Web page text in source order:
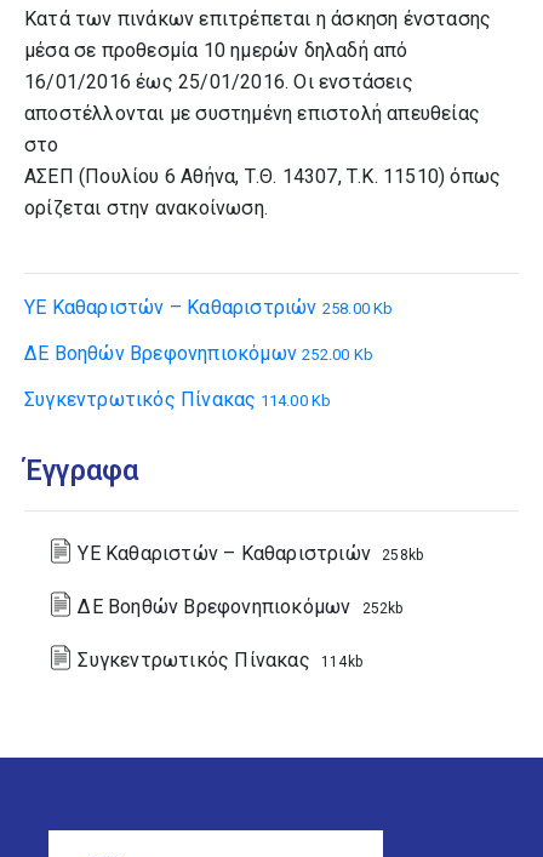
Κατά των πινάκων επιτρέπεται η άσκηση ένστασης
μέσα σε προθεσμία 10 ημερών δηλαδή από
16/01/2016 έως 25/01/2016. Οι ενστάσεις
αποστέλλονται με συστημένη επιστολή απευθείας
στο
ΑΣΕΠ (Πουλίου 6 Αθήνα, Τ.Θ. 14307, Τ.Κ. 11510) όπως
ορίζεται στην ανακοίνωση.
YE Kαθαριστών – Καθαριστριών 258.00 Kb
ΔΕ Βοηθών Βρεφονηπιοκόμων252.00 Kb
Συγκεντρωτικός Πίνακας 114.00 Kb
Έγγραφα
YE Kαθαριστών – Καθαριστριών 258kb
ΔΕ Βοηθών Βρεφονηπιοκόμων 252kb
Συγκεντρωτικός Πίνακας 114kb